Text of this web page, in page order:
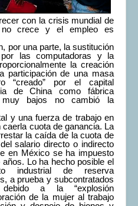
con la crisis mundial de
crece y el empleo es
por una parte, la sustitución
las computadoras y la
la creación
participación de una masa
“creado” por el capital
de China como fábrica
bajos no cambió la
y una fuerza de trabajo en
cuota de ganancia. La
la caída de la cuota de
salario directo o indirecto
en México se ha impuesto
Lo ha hecho posible el
industrial de reserva
a prueba y subcontratados
a la “explosión
de la mujer al trabajo